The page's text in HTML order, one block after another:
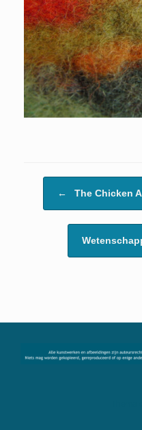
Bericht navigatie
← The Chicken